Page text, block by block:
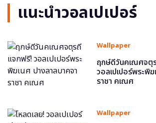
แนะนำวอลเปเปอร์
Wallpaper
ฤกษ์ดีวันคเณศจตุ
วอลเปเปอร์พระพิ
ราชา คเณศ
Wallpaper